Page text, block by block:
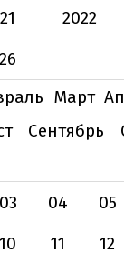
2022
Март
Сентябрь
03 04 05
10 11 12